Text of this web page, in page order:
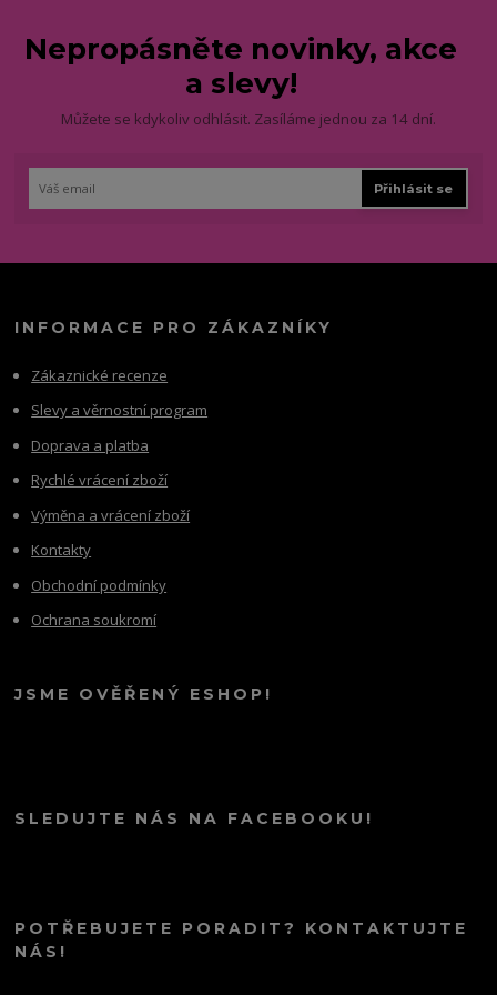
Nepropásněte novinky, akce
a slevy!
Můžete se kdykoliv odhlásit. Zasíláme jednou za 14 dní.
Přihlásit se
INFORMACE PRO ZÁKAZNÍKY
Zákaznické recenze
Slevy a věrnostní program
Doprava a platba
Rychlé vrácení zboží
Výměna a vrácení zboží
Kontakty
Obchodní podmínky
Ochrana soukromí
JSME OVĚŘENÝ ESHOP!
SLEDUJTE NÁS NA FACEBOOKU!
POTŘEBUJETE PORADIT? KONTAKTUJTE
NÁS!